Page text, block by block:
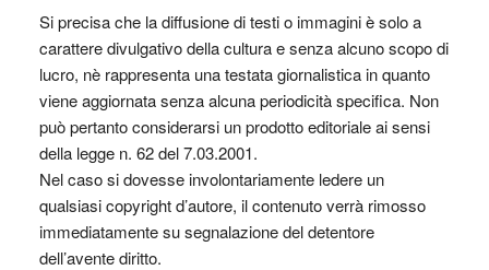
Si precisa che la diffusione di testi o immagini è solo a
carattere divulgativo della cultura e senza alcuno scopo di
lucro, nè rappresenta una testata giornalistica in quanto
viene aggiornata senza alcuna periodicità specifica. Non
può pertanto considerarsi un prodotto editoriale ai sensi
della legge n. 62 del 7.03.2001.
Nel caso si dovesse involontariamente ledere un
qualsiasi copyright d’autore, il contenuto verrà rimosso
immediatamente su segnalazione del detentore
dell’avente diritto.